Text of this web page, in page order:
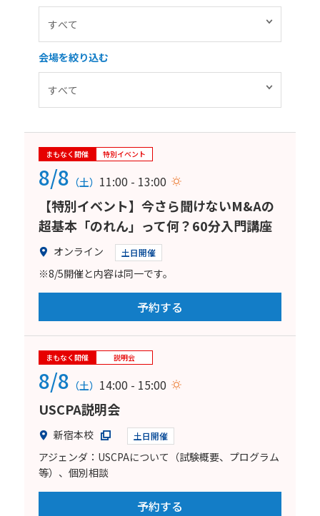
会場を絞り込む
まもなく開催 特別イベント
8/8 （土） 11:00 - 13:00
【特別イベント】今さら聞けないM&Aの
超基本「のれん」って何？60分入門講座
オンライン 土日開催
※8/5開催と内容は同一です。
予約する
まもなく開催 説明会
8/8 （土） 14:00 - 15:00
USCPA説明会
新宿本校 土日開催
アジェンダ：USCPAについて（試験概要、プログラム
等）、個別相談
予約する